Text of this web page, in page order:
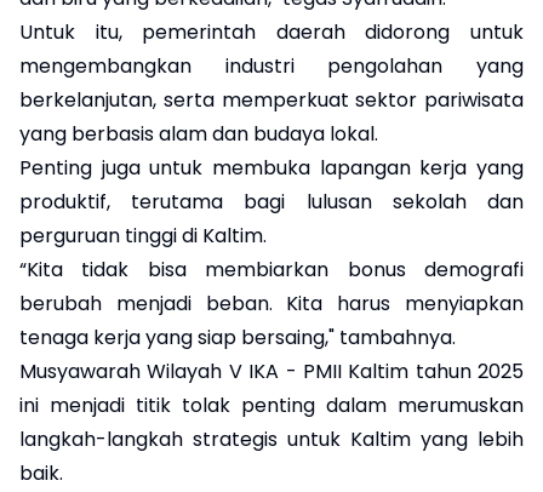
Untuk itu, pemerintah daerah didorong untuk
mengembangkan industri pengolahan yang
berkelanjutan, serta memperkuat sektor pariwisata
yang berbasis alam dan budaya lokal.
Penting juga untuk membuka lapangan kerja yang
produktif, terutama bagi lulusan sekolah dan
perguruan tinggi di Kaltim.
“Kita tidak bisa membiarkan bonus demografi
berubah menjadi beban. Kita harus menyiapkan
tenaga kerja yang siap bersaing," tambahnya.
Musyawarah Wilayah V IKA - PMII Kaltim tahun 2025
ini menjadi titik tolak penting dalam merumuskan
langkah-langkah strategis untuk Kaltim yang lebih
baik.